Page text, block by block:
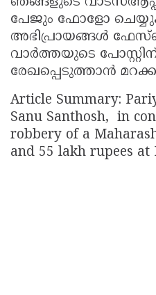
പേജും ഫോളോ
അഭിപ്രായങ്ങൾ
വാർത്തയുടെ
രേഖപ്പെടുത്താൻ
Article Summary:
Sanu Santhosh, in
robbery of a
and 55 lakh rupees at